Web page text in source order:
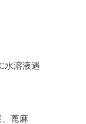
水溶液遇
蓖麻